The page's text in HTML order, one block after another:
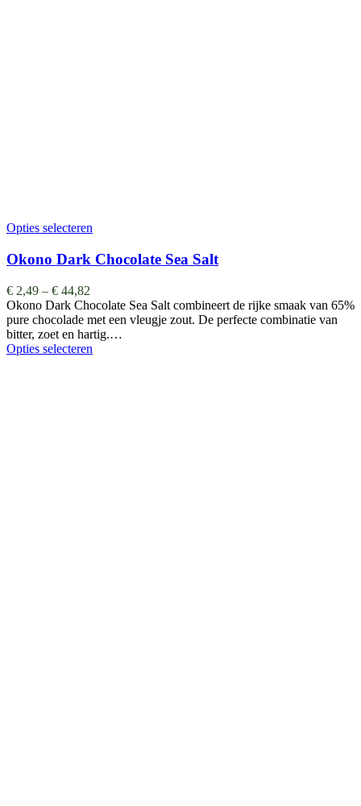
Opties selecteren
Okono Dark Chocolate Sea Salt
€ 2,49 – € 44,82
Okono Dark Chocolate Sea Salt combineert de rijke smaak van 65%
pure chocolade met een vleugje zout. De perfecte combinatie van
bitter, zoet en hartig.…
Opties selecteren